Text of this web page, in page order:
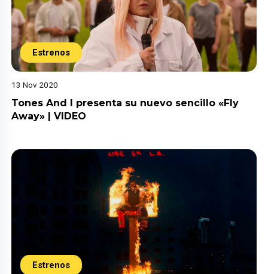
Estrenos
13 Nov 2020
Tones And I presenta su nuevo sencillo «Fly
Away» | VIDEO
Estrenos